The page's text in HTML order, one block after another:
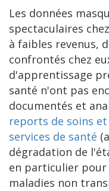
Les données
spectaculaires
à faibles revenus,
confrontés chez
d'apprentissage
santé n'ont pas
documentés et
reports de soins
services de santé
dégradation de
en particulier pour
maladies non